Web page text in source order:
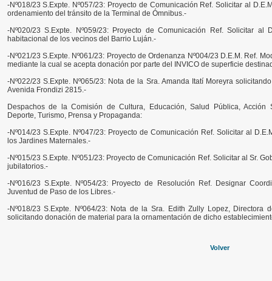
-Nº018/23 S.Expte. Nº057/23: Proyecto de Comunicación Ref. Solicitar al
ordenamiento del tránsito de la Terminal de Ómnibus.-
-Nº020/23 S.Expte. Nº059/23: Proyecto de Comunicación Ref. Solicitar
habitacional de los vecinos del Barrio Luján.-
-Nº021/23 S.Expte. Nº061/23: Proyecto de Ordenanza Nº004/23 D.E.M. Ref.
mediante la cual se acepta donación por parte del INVICO de superficie
-Nº022/23 S.Expte. Nº065/23: Nota de la Sra. Amanda Itatí Moreyra
Avenida Frondizi 2815.-
Despachos de la Comisión de Cultura, Educación, Salud Pública, Acción
Deporte, Turismo, Prensa y Propaganda:
-Nº014/23 S.Expte. Nº047/23: Proyecto de Comunicación Ref. Solicitar al
los Jardines Maternales.-
-Nº015/23 S.Expte. Nº051/23: Proyecto de Comunicación Ref. Solicitar al Sr.
jubilatorios.-
-Nº016/23 S.Expte. Nº054/23: Proyecto de Resolución Ref. Designar
Juventud de Paso de los Libres.-
-Nº018/23 S.Expte. Nº064/23: Nota de la Sra. Edith Zully Lopez, Directora
solicitando donación de material para la ornamentación de dicho
Volver